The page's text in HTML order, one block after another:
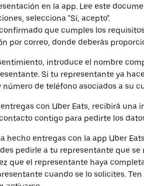
en la app. Lee este
selecciona "Sí, acepto".
que cumples los
por correo, donde deberás
introduce el nombre
Si tu representante ya
de teléfono asociados a su
con Uber Eats, recibirá una
contigo para pedirte los
hecho entregas con la app Uber
pedirle a tu representante que se
que el representante haya
cuando se lo solicites.